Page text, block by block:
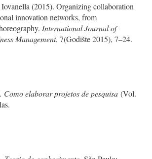
(2015). Organizing collaboration
innovation networks, from
International Journal of
Management, 7(Godište 2015), 7–24.
Como elaborar projetos de pesquisa (Vol.